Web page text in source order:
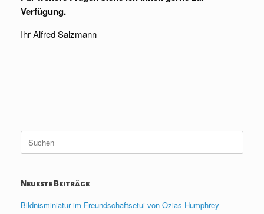
Verfügung.
Ihr Alfred Salzmann
nach:
Neueste Beiträge
Bildnisminiatur im Freundschaftsetui von Ozias Humphrey